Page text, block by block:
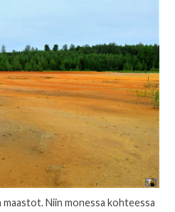
Niin monessa kohteessa